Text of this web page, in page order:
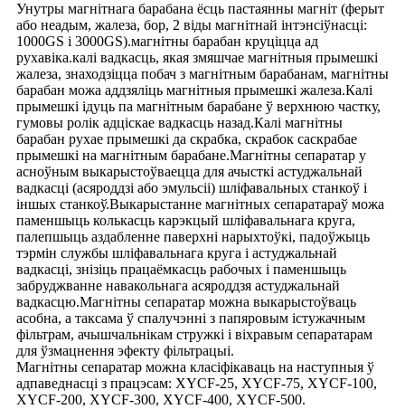
Унутры магнітнага барабана ёсць пастаянны магніт (ферыт
або неадым, жалеза, бор, 2 віды магнітнай інтэнсіўнасці:
1000GS і 3000GS).магнітны барабан круціцца ад
рухавіка.калі вадкасць, якая змяшчае магнітныя прымешкі
жалеза, знаходзіцца побач з магнітным барабанам, магнітны
барабан можа аддзяліць магнітныя прымешкі жалеза.Калі
прымешкі ідуць па магнітным барабане ў верхнюю частку,
гумовы ролік адціскае вадкасць назад.Калі магнітны
барабан рухае прымешкі да скрабка, скрабок саскрабае
прымешкі на магнітным барабане.Магнітны сепаратар у
асноўным выкарыстоўваецца для ачысткі астуджальнай
вадкасці (асяроддзі або эмульсіі) шліфавальных станкоў і
іншых станкоў.Выкарыстанне магнітных сепаратараў можа
паменшыць колькасць карэкцый шліфавальнага круга,
палепшыць аздабленне паверхні нарыхтоўкі, падоўжыць
тэрмін службы шліфавальнага круга і астуджальнай
вадкасці, знізіць працаёмкасць рабочых і паменшыць
забруджванне навакольнага асяроддзя астуджальнай
вадкасцю.Магнітны сепаратар можна выкарыстоўваць
асобна, а таксама ў спалучэнні з папяровым істужачным
фільтрам, ачышчальнікам стружкі і віхравым сепаратарам
для ўзмацнення эфекту фільтрацыі.
Магнітны сепаратар можна класіфікаваць на наступныя ў
адпаведнасці з працэсам: XYCF-25, XYCF-75, XYCF-100,
XYCF-200, XYCF-300, XYCF-400, XYCF-500.